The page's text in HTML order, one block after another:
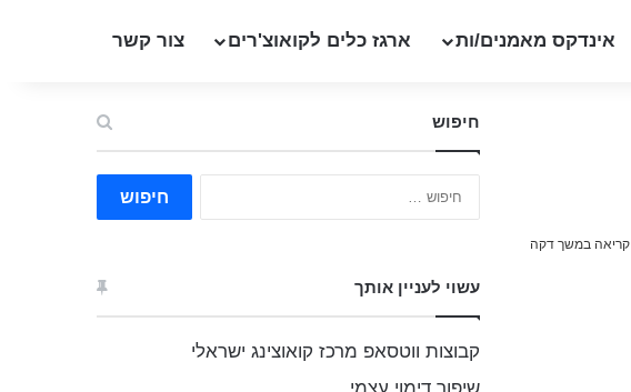
אינדקס מאמנים/ות ארגז כלים לקואוצ'רים צור קשר
קריאה במשך דקה
חיפוש
עשוי לעניין אותך
קבוצות ווטסאפ מרכז קואוצינג ישראלי